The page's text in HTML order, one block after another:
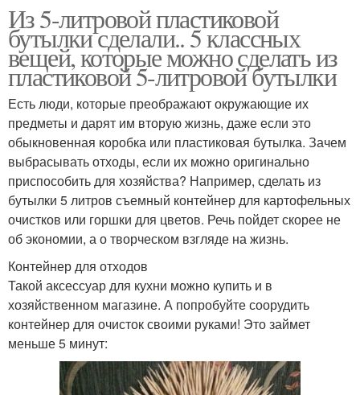
пластиковых бутылок
Бутылки для сада
Птички из бутылок Пластиковые бутылки
Поделка из
пластиковой бутылки
Бутылки для детского
сада
Кормушка из 5-
литровой бутылки
Оригинальные клумбы
Клумбы при помощи
Бордюр из
пластиковых бутылок
Из 5-литровой пластиковой
бутылки сделали.. 5 классных
вещей, которые можно сделать из
пластиковой 5-литровой бутылки
Есть люди, которые преображают окружающие их
предметы и дарят им вторую жизнь, даже если это
обыкновенная коробка или пластиковая бутылка. Зачем
выбрасывать отходы, если их можно оригинально
приспособить для хозяйства? Например, сделать из
бутылки 5 литров съемный контейнер для картофельных
очистков или горшки для цветов. Речь пойдет скорее не
об экономии, а о творческом взгляде на жизнь.
Контейнер для отходов
Такой аксессуар для кухни можно купить и в
хозяйственном магазине. А попробуйте соорудить
контейнер для очисток своими руками! Это займет
меньше 5 минут: